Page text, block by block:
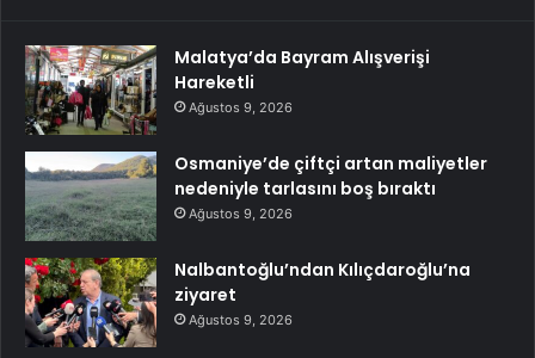
Malatya’da Bayram Alışverişi
Hareketli
Ağustos 9, 2026
Osmaniye’de çiftçi artan maliyetler
nedeniyle tarlasını boş bıraktı
Ağustos 9, 2026
Nalbantoğlu’ndan Kılıçdaroğlu’na
ziyaret
Ağustos 9, 2026